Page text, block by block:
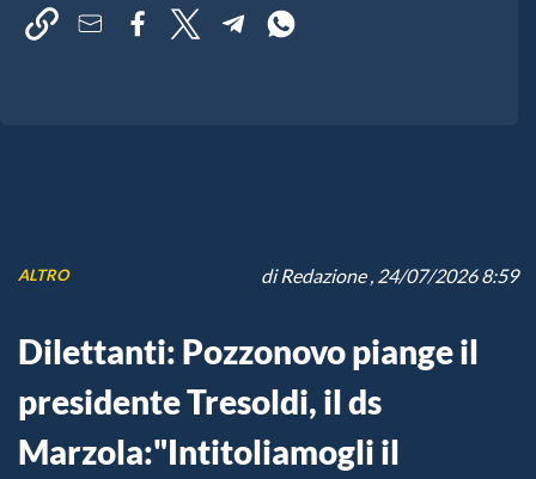
ALTRO diRedazione , 24/07/2026 8:59
Dilettanti: Pozzonovo piange il
presidente Tresoldi, il ds
Marzola:"Intitoliamogli il